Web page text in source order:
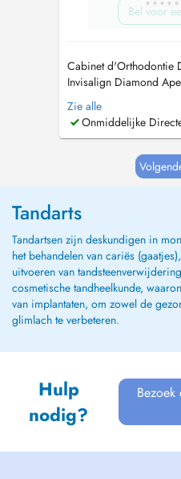
Bel voor
Cabinet d'Orthodontie
Invisalign Diamond
Tiers payant agréé
Hariri & Adi est
moderne, reconnu
personnalisée du soin.
Zie alle
Onmiddelijke
Tandarts
Tandartsen zijn deskundigen in
het behandelen van cariës
uitvoeren van
cosmetische tandheelkunde,
van implantaten, om zowel de
glimlach te verbeteren.
Hulp
nodig?